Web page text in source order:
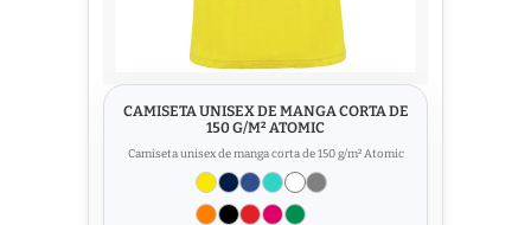
CAMISETA UNISEX DE MANGA CORTA DE
150 G/M² ATOMIC
Camiseta unisex de manga corta de 150 g/m² Atomic